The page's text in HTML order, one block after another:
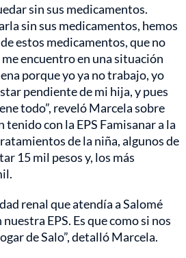
sin sus medicamentos.
sin sus medicamentos, hemos
estos medicamentos, que no
encuentro en una situación
porque yo ya no trabajo, yo
pendiente de mi hija, y pues
todo”, reveló Marcela sobre
tenido con la EPS Famisanar a la
de la niña, algunos de
15 mil pesos y, los más
renal que atendía a Salomé
EPS. Es que como si nos
de Salo”, detalló Marcela.